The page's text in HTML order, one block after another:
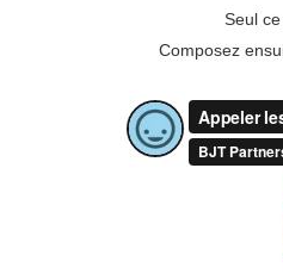
Seul
Composez